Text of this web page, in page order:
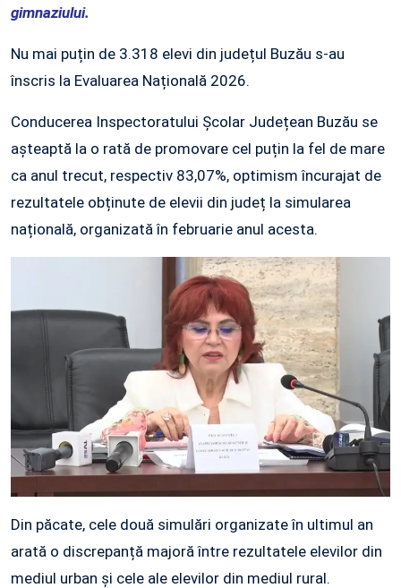
gimnaziului.
Nu mai puțin de 3.318 elevi din județul Buzău s-au
înscris la Evaluarea Națională 2026.
Conducerea Inspectoratului Școlar Județean Buzău se
așteaptă la o rată de promovare cel puțin la fel de mare
ca anul trecut, respectiv 83,07%, optimism încurajat de
rezultatele obținute de elevii din județ la simularea
națională, organizată în februarie anul acesta.
Din păcate, cele două simulări organizate în ultimul an
arată o discrepanță majoră între rezultatele elevilor din
mediul urban și cele ale elevilor din mediul rural.